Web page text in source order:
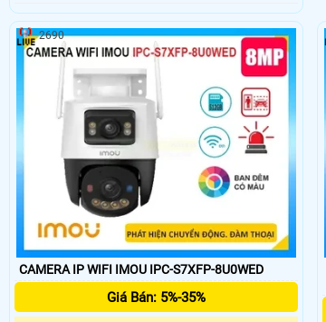
CAMERA IP WIFI IMOU IPC-S7XFP-8U0WED
Giá Bán: 5%-35%
2690